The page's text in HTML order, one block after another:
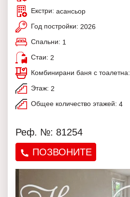
Екстри: асансьор
Год постройки: 2026
Спальни: 1
Стаи: 2
Комбинирани баня с тоалетна:
Этаж: 2
Общее количество этажей: 4
Реф. №: 81254
ПОЗВОНИТЕ